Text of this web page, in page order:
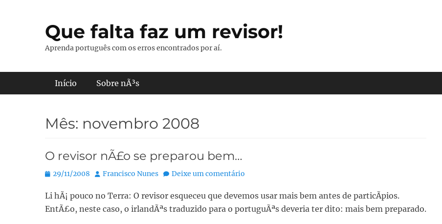
Que falta faz um revisor!
Aprenda português com os erros encontrados por aí.
Menu principal
Início Sobre nÃ³s
Mês: novembro 2008
O revisor nÃ£o se preparou bem…
Posted
29/11/2008 Autor:
Francisco Nunes Deixe um comentário
Li hÃ¡ pouco no Terra: O revisor esqueceu que devemos usar mais bem antes de particÃ­pios.
EntÃ£o, neste caso, o irlandÃªs traduzido para o portuguÃªs deveria ter dito: mais bem preparado.